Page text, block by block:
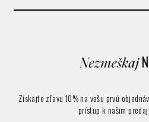
Získajte zľavu 10% na vašu prvú
prístup k našim